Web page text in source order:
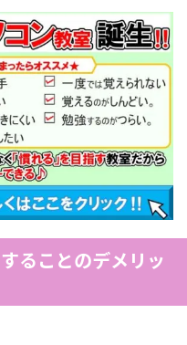
ることのデメリッ